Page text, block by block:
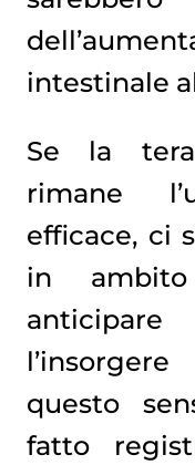
intestinale
Se la
rimane
efficace, ci
in
questo
fatto